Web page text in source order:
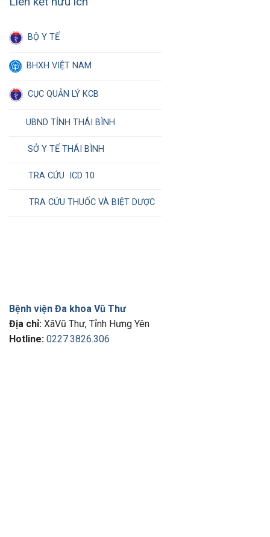
BỘ Y TẾ
BHXH VIỆT NAM
CỤC QUẢN LÝ KCB
UBND TỈNH THÁI BÌNH
SỞ Y TẾ THÁI BÌNH
TRA CỨU ICD 10
TRA CỨU THUỐC VÀ BIỆT DƯỢC
Bệnh viện Đa khoa Vũ Thư
Địa chỉ: XãVũ Thư, Tỉnh Hưng Yên
Hotline: 0227.3826.306